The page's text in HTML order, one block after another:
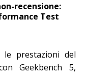
recensione:
Test
prestazioni del
Geekbench 5,